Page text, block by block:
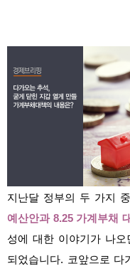
지난달 정부의 두 가지
예산안과 8.25 가계부채
성에 대한 이야기가 나
되었습니다. 코앞으로 다